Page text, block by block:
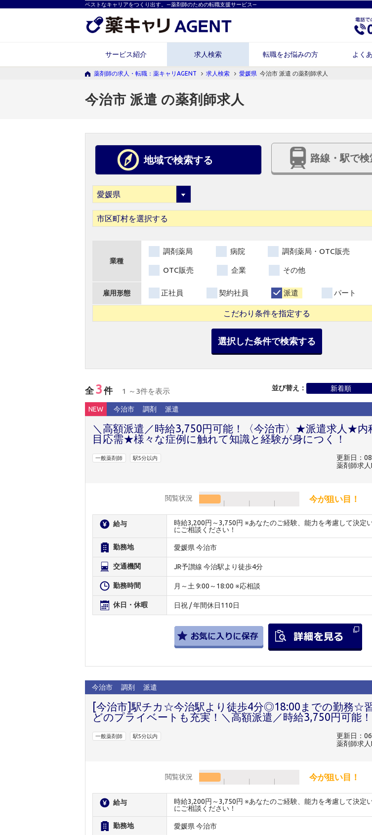
ベストなキャリアをつくり出す。―薬剤師のための転職支援サービス―
サービス紹介 求人検索 転職をお悩みの方 よく
薬剤師の求人・転職：薬キャリAGENT 求人検索 愛媛県 今治市 派遣 の薬剤師求人
今治市 派遣 の薬剤師求人
地域で検索する 路線・駅で検
市区町村を選択する
業種
調剤薬局 病院 調剤薬局・OTC販売
OTC販売 企業 その他
雇用形態 正社員 契約社員 派遣 パート
こだわり条件を指定する
選択した条件で検索する
全 3 件 1 ～3件を表示 並び替え： 新着順
NEW 今治市 調剤 派遣
＼高額派遣／時給3,750円可能！〈今治市〉★派遣求人★内
目応需★様々な症例に触れて知識と経験が身につく！
一般薬剤師 駅5分以内
更新日：
薬剤師求
閲覧状況 今が狙い目！
給与
時給3,200円～3,750円 ※あなたのご経験、能力を考慮して決定
にご相談ください！
勤務地 愛媛県 今治市
交通機関 JR予讃線 今治駅より徒歩4分
勤務時間 月～土 9:00～18:00 ※応相談
休日・休暇 日祝 / 年間休日110日
今治市 調剤 派遣
[今治市]駅チカ☆今治駅より徒歩4分◎18:00までの勤務☆
どのプライベートも充実！＼高額派遣／時給3,750円可能！
一般薬剤師 駅5分以内
更新日：
薬剤師求
閲覧状況 今が狙い目！
給与
時給3,200円～3,750円 ※あなたのご経験、能力を考慮して決定
にご相談ください！
勤務地 愛媛県 今治市